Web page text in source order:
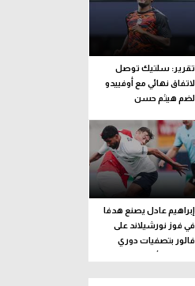
تقرير: سلتيك توصل
لاتفاق نهائي مع أوفييدو
لضم هيثم حسن
إبراهيم عادل يصنع هدفا
في فوز نورشيلاند على
فالور بتصفيات دوري
المؤتمر الأوروبي